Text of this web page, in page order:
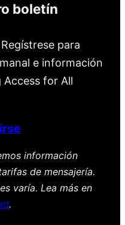
boletín
para
e información
for All
información
de mensajería.
varía. Lea más en
.